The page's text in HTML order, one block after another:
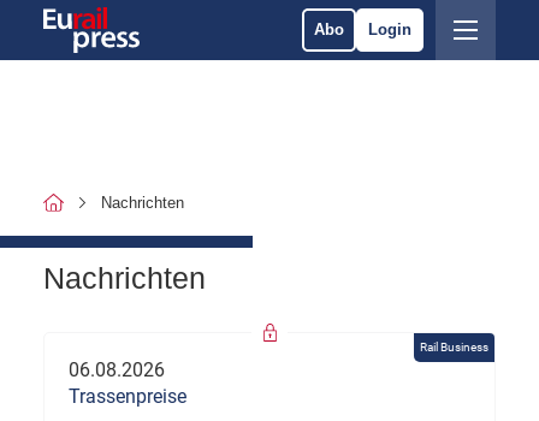
Abo Login
Nachrichten
Nachrichten
Rail Business
06.08.2026
Trassenpreise